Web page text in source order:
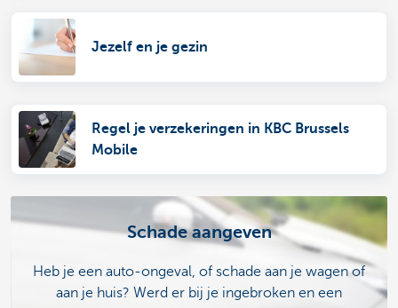
Jezelf en je gezin
Regel je verzekeringen in KBC Brussels
Mobile
Schade aangeven
Heb je een auto-ongeval, of schade aan je wagen of
aan je huis? Werd er bij je ingebroken en een